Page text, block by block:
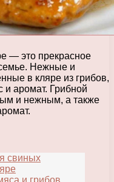
— это прекрасное
Нежные и
в кляре из грибов,
и аромат. Грибной
и нежным, а также
свиных